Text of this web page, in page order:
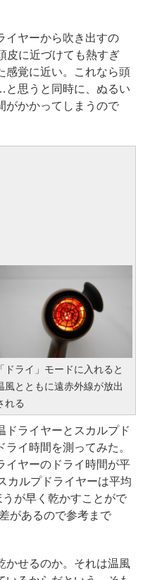
ヤーから吹き出すの
皮に近づけても熱すぎ
感覚に近い。これなら頭
思うと同時に、ぬるい
がかかってしまうので
「ドライ」モードに入れると
風とともに遠赤外線が放出
れる
ライヤーとスカルプド
イ時間を測ってみた。
イヤーのドライ時間が平
カルプドライヤーは平均
が早く乾かすことがで
があるので参考まで
せるのか。それは温風